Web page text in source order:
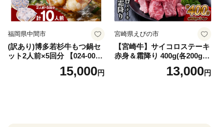
福岡県中間市
(訳あり)博多若杉牛もつ鍋セ
ット2人前×5回分 【024-002
15,000円
宮崎県えびの市
【宮崎牛】サイコロステーキ
赤身＆霜降り 400g(各200g×
１P 計2P) 真空パック 冷凍
13,000円